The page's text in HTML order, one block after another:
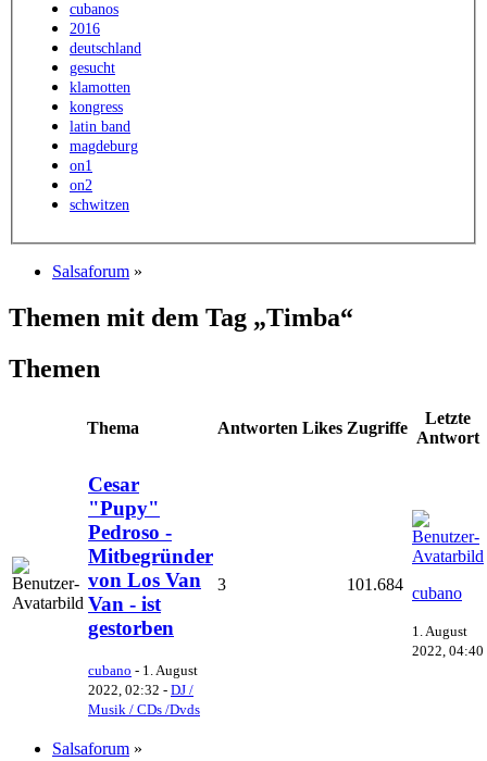
cubanos
2016
deutschland
gesucht
klamotten
kongress
latin band
magdeburg
on1
on2
schwitzen
Salsaforum »
Themen mit dem Tag „Timba“
Themen
Thema Antworten Likes Zugriffe
Letzte
Antwort
Cesar
"Pupy"
Pedroso -
Mitbegründer
von Los Van
Van - ist
gestorben
cubano - 1. August
2022, 02:32 - DJ /
Musik / CDs /Dvds
3 101.684 cubano
1. August
2022, 04:40
Salsaforum »